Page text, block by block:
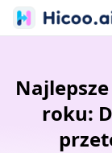
roku: